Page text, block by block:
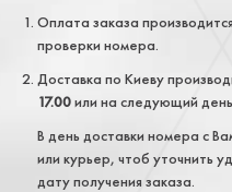
Оплата заказа
проверки номера.
Доставка по Киеву
17.00или на следующий
В день доставки номера с
или курьер, чтоб уточнить
дату получения заказа.